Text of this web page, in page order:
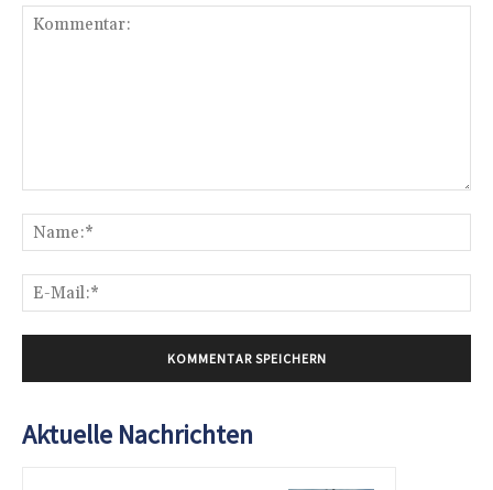
Aktuelle Nachrichten